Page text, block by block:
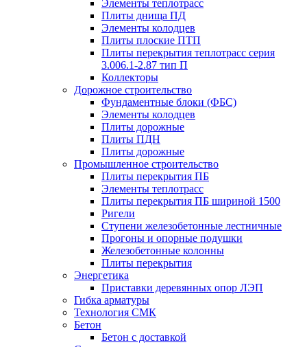
Элементы теплотрасс
Плиты днища ПД
Элементы колодцев
Плиты плоские ПТП
Плиты перекрытия теплотрасс серия
3.006.1-2.87 тип П
Коллекторы
Дорожное строительство
Фундаментные блоки (ФБС)
Элементы колодцев
Плиты дорожные
Плиты ПДН
Плиты дорожные
Промышленное строительство
Плиты перекрытия ПБ
Элементы теплотрасс
Плиты перекрытия ПБ шириной 1500
Ригели
Ступени железобетонные лестничные
Прогоны и опорные подушки
Железобетонные колонны
Плиты перекрытия
Энергетика
Приставки деревянных опор ЛЭП
Гибка арматуры
Технология СМК
Бетон
Бетон с доставкой